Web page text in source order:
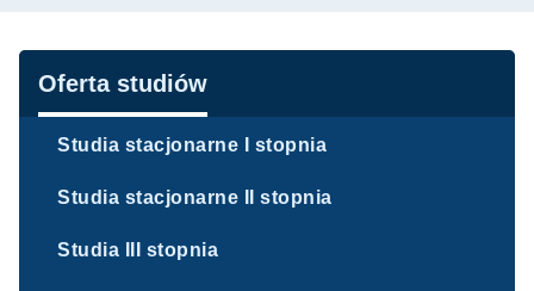
Nawigacja
Oferta studiów
Studia stacjonarne I stopnia
Studia stacjonarne II stopnia
Studia III stopnia